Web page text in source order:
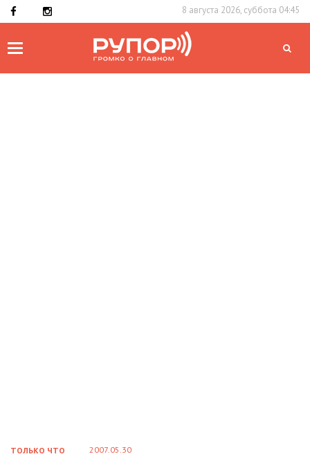
8 августа 2026, суббота 04:45
Toggle
ТОЛЬКО ЧТО 2007.05.30